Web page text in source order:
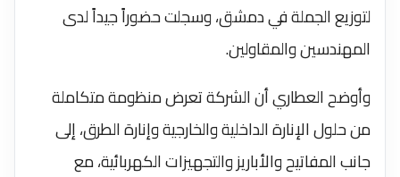
لتوزيع الجملة في دمشق، وسجلت حضوراً جيداً لدى
المهندسين والمقاولين.
وأوضح العطاري أن الشركة تعرض منظومة متكاملة
من حلول الإنارة الداخلية والخارجية وإنارة الطرق، إلى
جانب المفاتيح والأباريز والتجهيزات الكهربائية، مع